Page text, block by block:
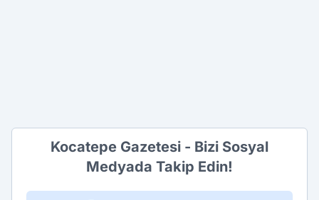
Kocatepe Gazetesi - Bizi Sosyal
Medyada Takip Edin!